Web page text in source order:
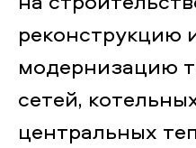
реконструкцию
модернизацию
сетей,
центральных